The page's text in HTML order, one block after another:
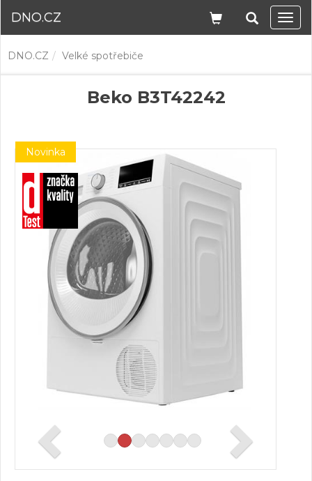
DNO.CZ
DNO.CZ Velké spotřebiče
Beko B3T42242
Novinka